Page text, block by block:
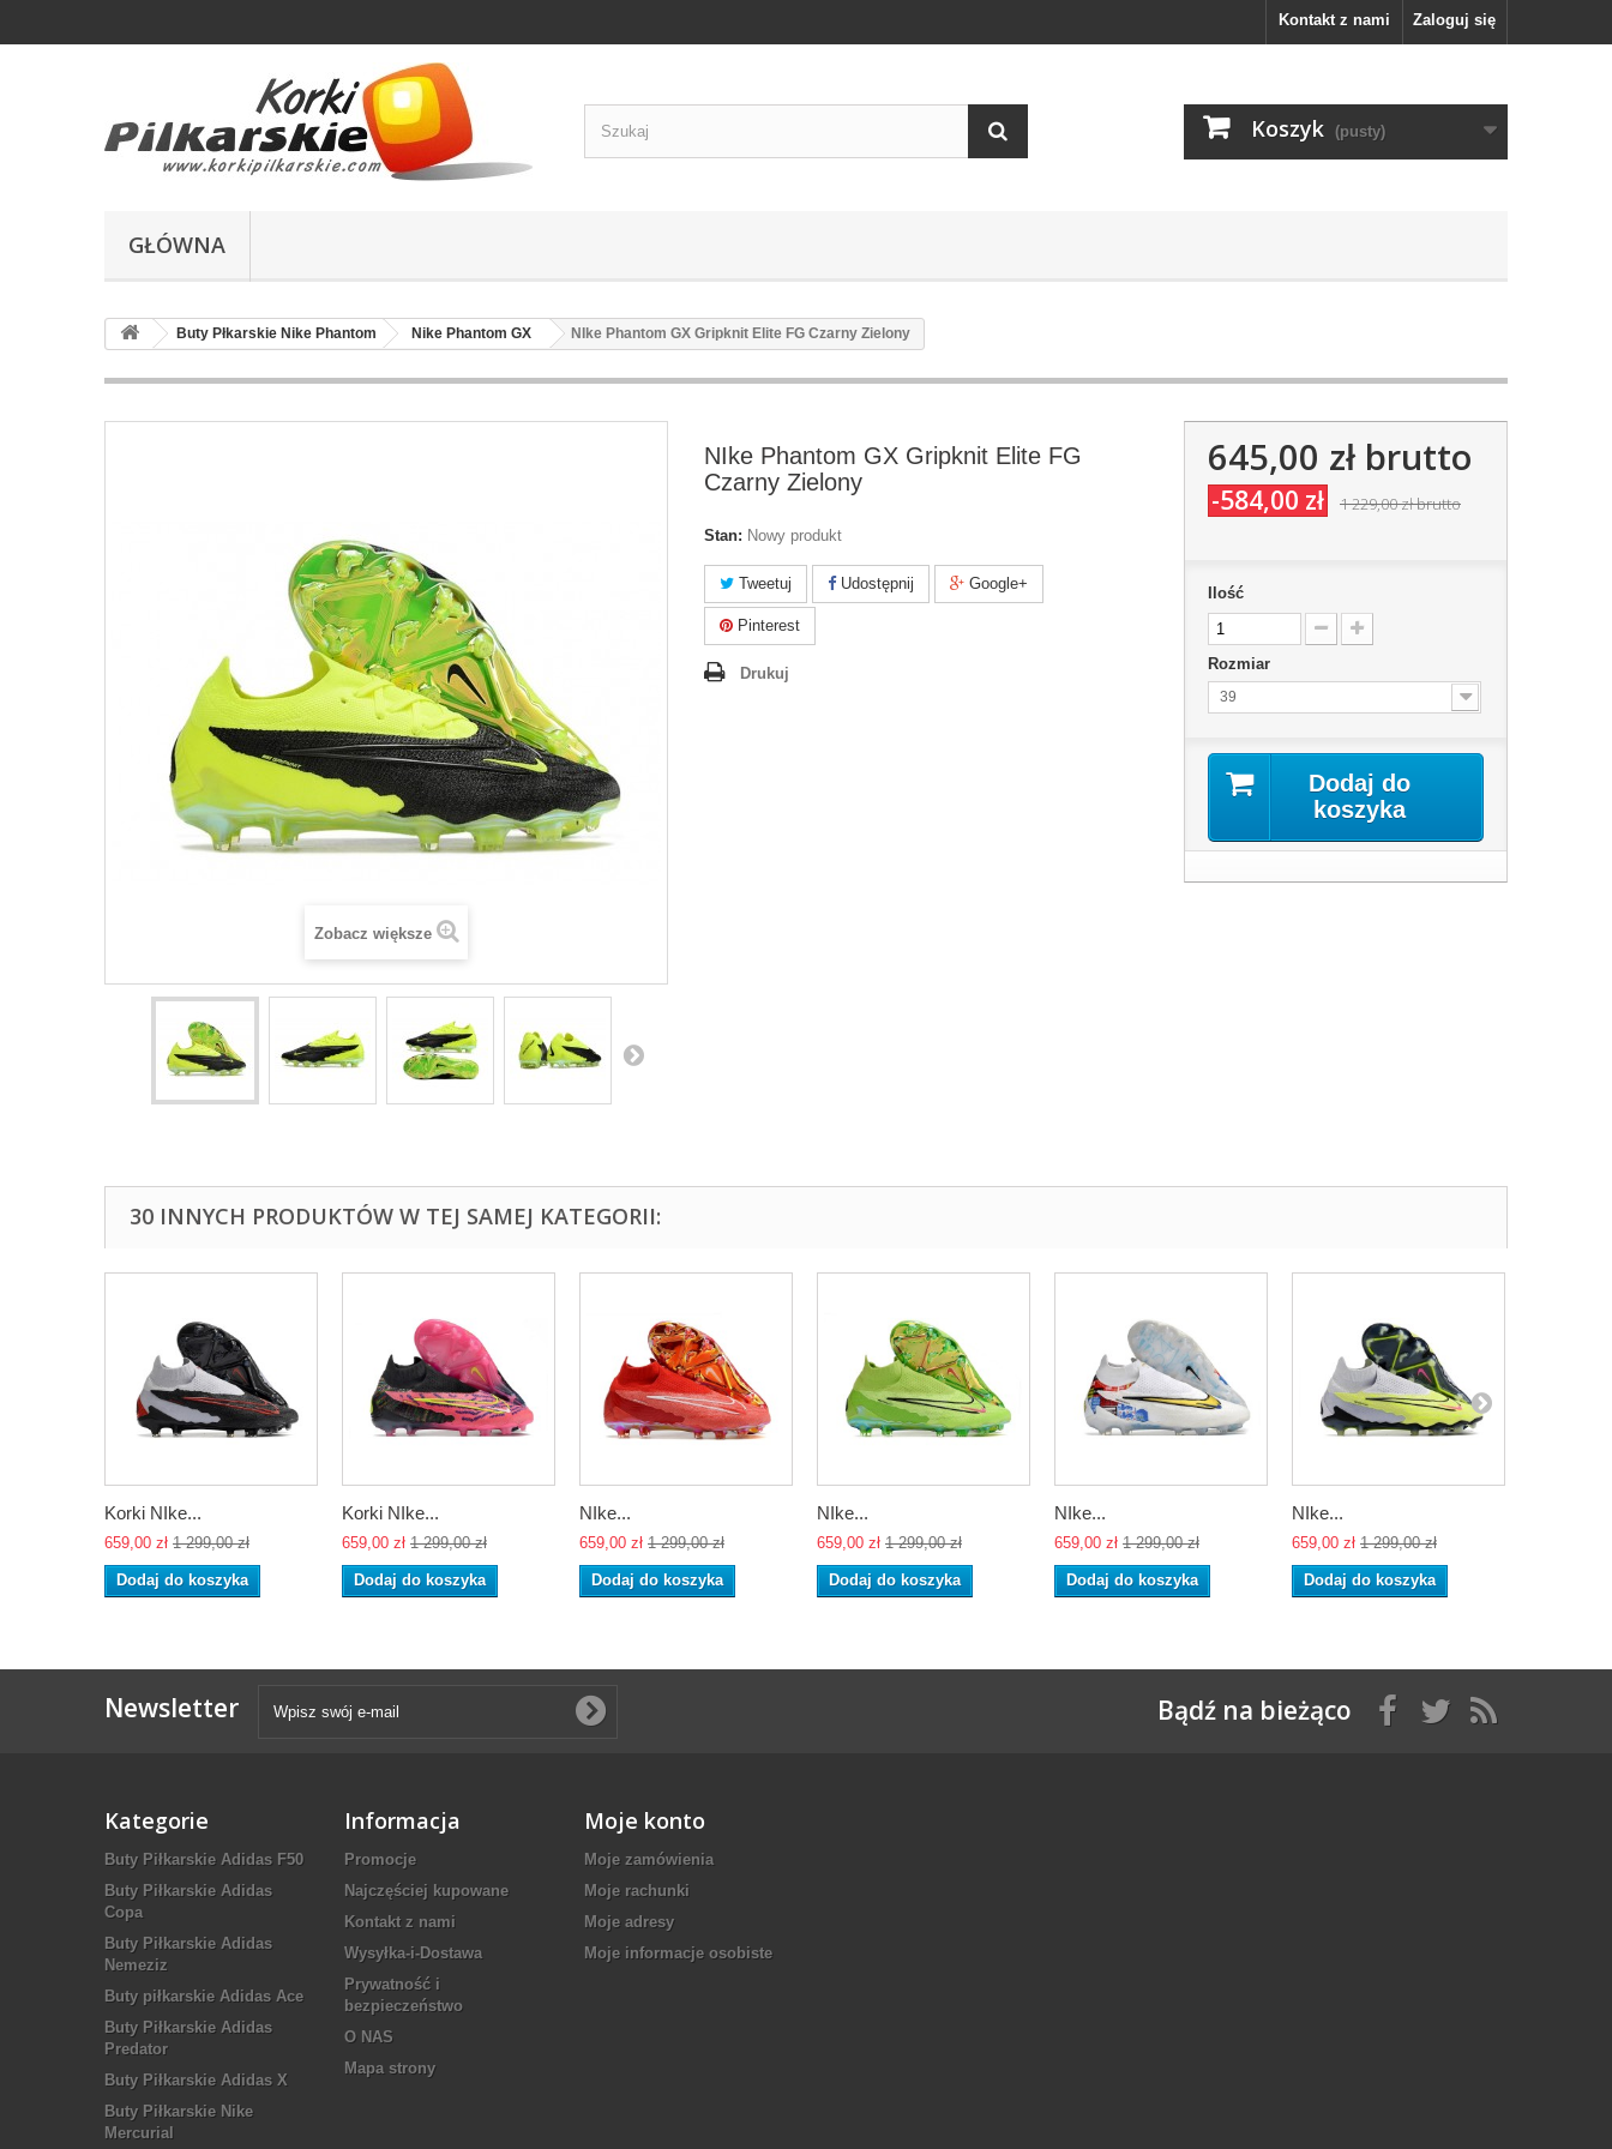
Zaloguj się
Kontakt z nami
Koszyk (pusty)
GŁÓWNA
Buty Płkarskie Nike Phantom Nike Phantom GX NIke Phantom GX Gripknit Elite FG Czarny Zielony
Zobacz większe
NIke Phantom GX Gripknit Elite FG
Czarny Zielony
Stan: Nowy produkt
Tweetuj Udostępnij Google+
Pinterest
Drukuj
645,00 złbrutto
-584,00 zł 1 229,00 złbrutto
Ilość
Rozmiar
39
Dodaj do
koszyka
30 INNYCH PRODUKTÓW W TEJ SAMEJ KATEGORII:
Korki NIke...
659,00 zł 1 299,00 zł
Dodaj do koszyka
Korki NIke...
659,00 zł 1 299,00 zł
Dodaj do koszyka
NIke...
659,00 zł 1 299,00 zł
Dodaj do koszyka
NIke...
659,00 zł 1 299,00 zł
Dodaj do koszyka
NIke...
659,00 zł 1 299,00 zł
Dodaj do koszyka
NIke...
659,00 zł 1 299,00 zł
Dodaj do koszyka
Newsletter Bądź na bieżąco
Kategorie
Buty Piłkarskie Adidas F50
Buty Piłkarskie Adidas
Copa
Buty Piłkarskie Adidas
Nemeziz
Buty piłkarskie Adidas Ace
Buty Piłkarskie Adidas
Predator
Buty Piłkarskie Adidas X
Buty Piłkarskie Nike
Mercurial
Informacja
Promocje
Najczęściej kupowane
Kontakt z nami
Wysyłka-i-Dostawa
Prywatność i
bezpieczeństwo
O NAS
Mapa strony
Moje konto
Moje zamówienia
Moje rachunki
Moje adresy
Moje informacje osobiste